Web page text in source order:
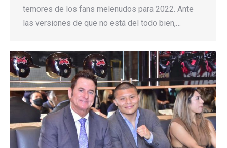
temores de los fans melenudos para 2022. Ante
las versiones de que no está del todo bien,…